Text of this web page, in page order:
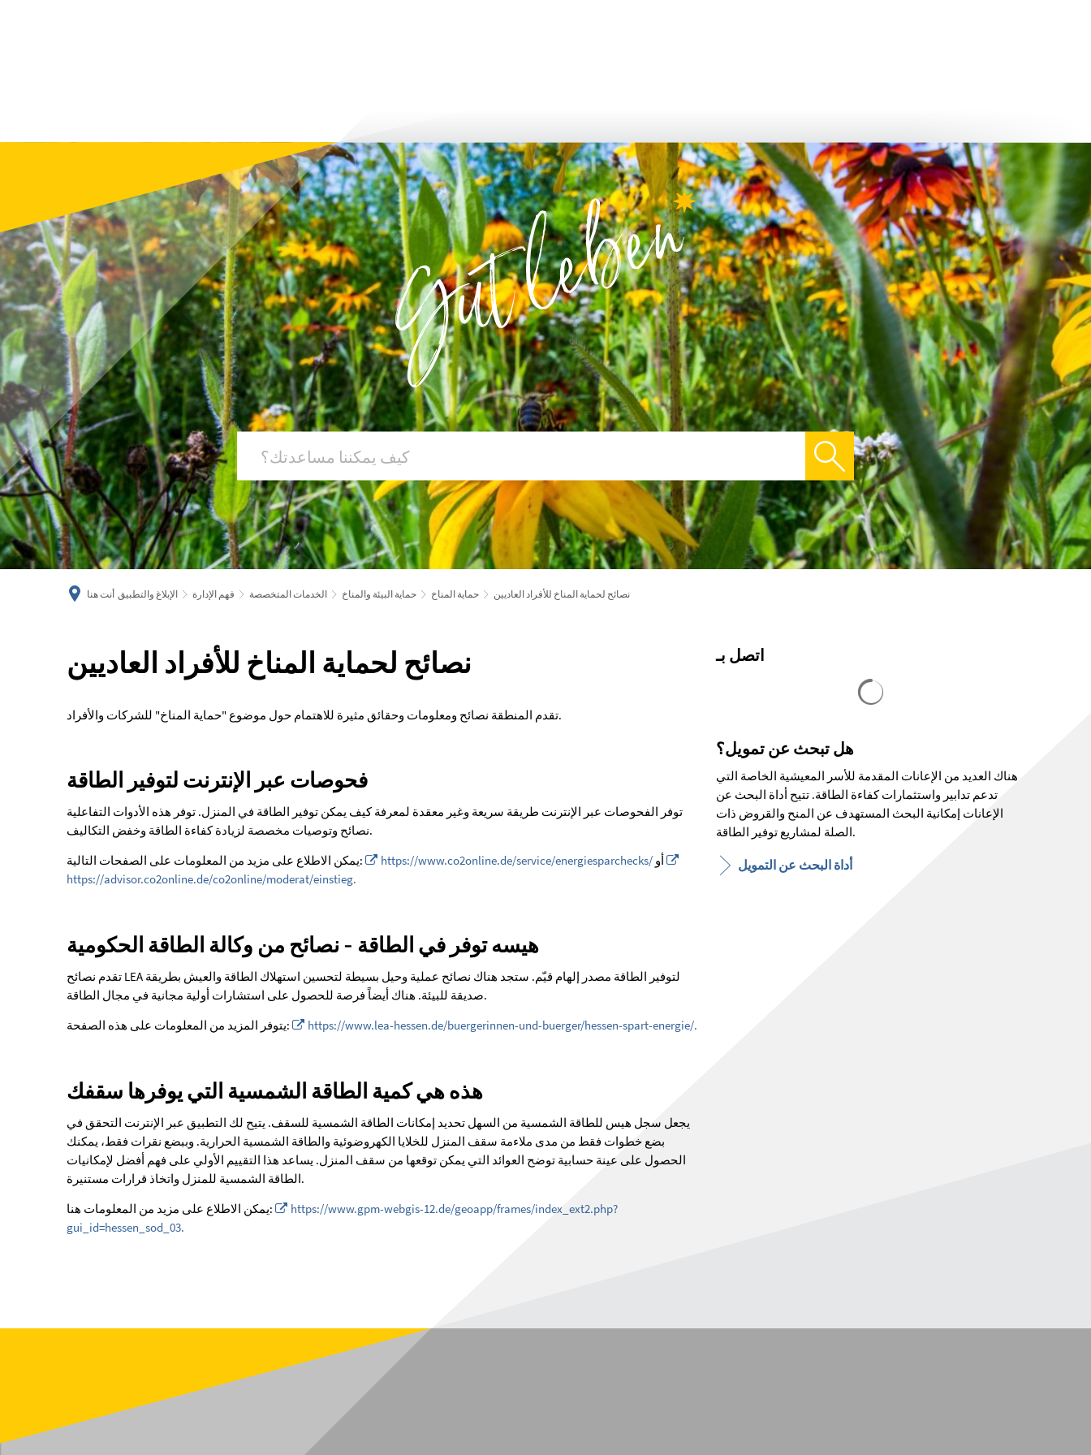
الإبلاغ والتطبيق النمو والتطور أكثر فأكثر عش واستمتع
أنت هنا الإبلاغ والتطبيق فهم الإدارة الخدمات المتخصصة حماية البيئة والمناخ حماية المناخ نصائح لحماية المناخ للأفراد العاديين
لحماية
للأفراد
العاديين
نصائح لحماية المناخ للأفراد العاديين
تقدم المنطقة نصائح ومعلومات وحقائق مثيرة للاهتمام حول موضوع "حماية المناخ" للشركات والأفراد.
فحوصات عبر الإنترنت لتوفير الطاقة
توفر الفحوصات عبر الإنترنت طريقة سريعة وغير معقدة لمعرفة كيف يمكن توفير الطاقة في المنزل. توفر هذه الأدوات التفاعلية
نصائح وتوصيات مخصصة لزيادة كفاءة الطاقة وخفض التكاليف.
يمكن الاطلاع على مزيد من المعلومات على الصفحات التالية:
https://www.co2online.de/service/energiesparchecks/
https://advisor.co2online.de/co2online/moderat/einstieg.
هيسه توفر في الطاقة - نصائح من وكالة الطاقة الحكومية
تقدم نصائح LEA لتوفير الطاقة مصدر إلهام قيّم. ستجد هناك نصائح عملية وحيل بسيطة لتحسين استهلاك الطاقة والعيش بطريقة
صديقة للبيئة. هناك أيضاً فرصة للحصول على استشارات أولية مجانية في مجال الطاقة.
يتوفر المزيد من المعلومات على هذه الصفحة:
https://www.lea-hessen.de/buergerinnen-und-buerger/hessen-spart-energie/.
هذه هي كمية الطاقة الشمسية التي يوفرها سقفك
يجعل سجل هيس للطاقة الشمسية من السهل تحديد إمكانات الطاقة الشمسية للسقف. يتيح لك التطبيق عبر الإنترنت التحقق في
بضع خطوات فقط من مدى ملاءمة سقف المنزل للخلايا الكهروضوئية والطاقة الشمسية الحرارية. وببضع نقرات فقط، يمكنك
الحصول على عينة حسابية توضح العوائد التي يمكن توقعها من سقف المنزل. يساعد هذا التقييم الأولي على فهم أفضل لإمكانيات
الطاقة الشمسية للمنزل واتخاذ قرارات مستنيرة.
يمكن الاطلاع على مزيد من المعلومات هنا:
https://www.gpm-webgis-12.de/geoapp/frames/index_ext2.php?
gui_id=hessen_sod_03.
اتصل بـ
هل تبحث عن تمويل؟
هناك العديد من الإعانات المقدمة للأسر المعيشية الخاصة التي
تدعم تدابير واستثمارات كفاءة الطاقة. تتيح أداة البحث عن
الإعانات إمكانية البحث المستهدف عن المنح والقروض ذات
الصلة لمشاريع توفير الطاقة.
أداة البحث عن التمويل